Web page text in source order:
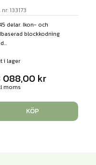
133173
delar. Ikon- och
blockkodning
i lager
088,00 kr
moms
KÖP